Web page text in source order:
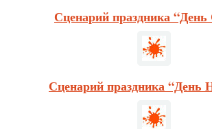
Сценарий праздника
Сценарий праздника “День